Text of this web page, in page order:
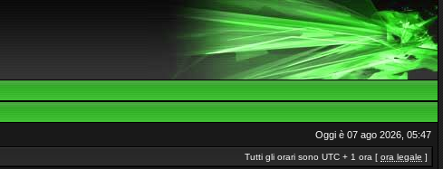
Oggi è 07 ago 2026, 05:47
Tutti gli orari sono UTC + 1 ora [ ora legale ]